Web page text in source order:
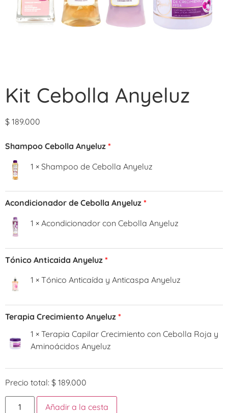
Kit Cebolla Anyeluz
$ 189.000
Shampoo Cebolla Anyeluz
1 × Shampoo de Cebolla Anyeluz
Acondicionador de Cebolla Anyeluz
1 × Acondicionador con Cebolla Anyeluz
Tónico Anticaida Anyeluz
1 × Tónico Anticaída y Anticaspa Anyeluz
Terapia Crecimiento Anyeluz
1 × Terapia Capilar Crecimiento con Cebolla Roja y
Aminoácidos Anyeluz
Precio total: $ 189.000
Añadir a la cesta